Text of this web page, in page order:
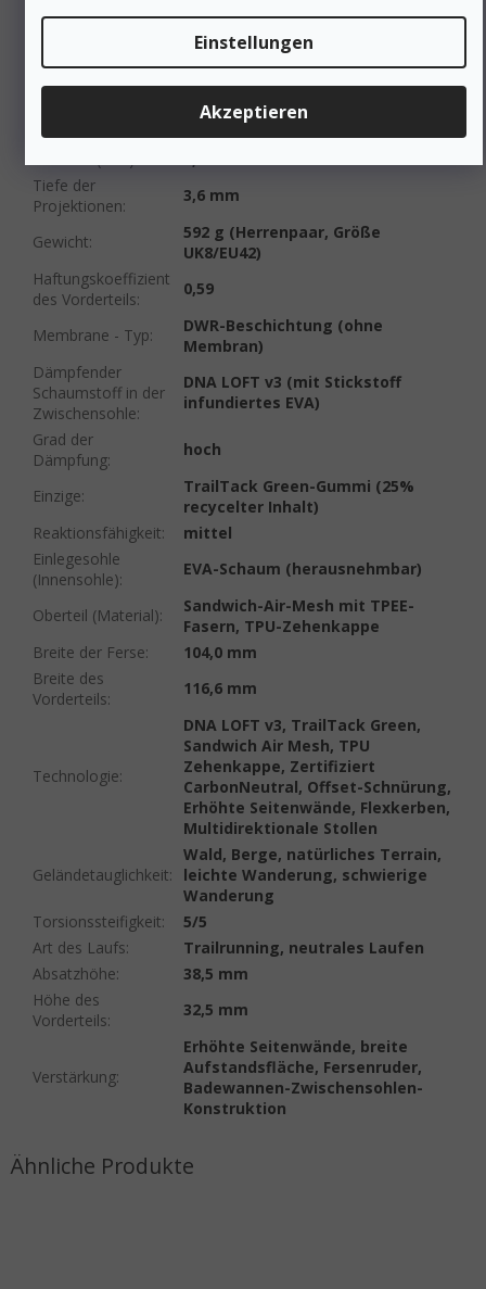
Einstellungen
Akzeptieren
Unbesetzt
Produktart
Für Katzen
#sizes_table#:
/velikostni-tabulka-brooks/
Tiefe der
Projektionen:
3,6 mm
Gewicht:
592 g (Herrenpaar, Größe
UK8/EU42)
Haftungskoeffizient
des Vorderteils:
0,59
Membrane - Typ:
DWR-Beschichtung (ohne
Membran)
Dämpfender
Schaumstoff in der
Zwischensohle:
DNA LOFT v3 (mit Stickstoff
infundiertes EVA)
Grad der
Dämpfung:
hoch
Einzige:
TrailTack Green-Gummi (25%
recycelter Inhalt)
Reaktionsfähigkeit:
mittel
Einlegesohle
(Innensohle):
EVA-Schaum (herausnehmbar)
Oberteil (Material):
Sandwich-Air-Mesh mit TPEE-
Fasern, TPU-Zehenkappe
Breite der Ferse:
104,0 mm
Breite des
Vorderteils:
116,6 mm
Technologie:
DNA LOFT v3, TrailTack Green,
Sandwich Air Mesh, TPU
Zehenkappe, Zertifiziert
CarbonNeutral, Offset-Schnürung,
Erhöhte Seitenwände, Flexkerben,
Multidirektionale Stollen
Geländetauglichkeit:
Wald, Berge, natürliches Terrain,
leichte Wanderung, schwierige
Wanderung
Torsionssteifigkeit:
5/5
Art des Laufs:
Trailrunning, neutrales Laufen
Absatzhöhe:
38,5 mm
Höhe des
Vorderteils:
32,5 mm
Verstärkung:
Erhöhte Seitenwände, breite
Aufstandsfläche, Fersenruder,
Badewannen-Zwischensohlen-
Konstruktion